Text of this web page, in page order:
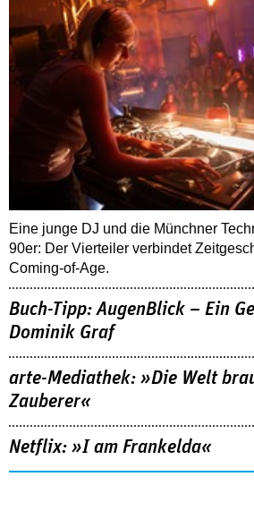
Eine junge DJ und die Münchner
90er: Der Vierteiler verbindet
Coming-of-Age.
Buch-Tipp: AugenBlick – Ein
Dominik Graf
arte-Mediathek: »Die Welt
Zauberer«
Netflix: »I am Frankelda«